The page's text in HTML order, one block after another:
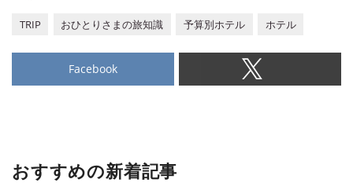
TRIP おひとりさまの旅知識 予算別ホテル ホテル
Facebook
おすすめの新着記事